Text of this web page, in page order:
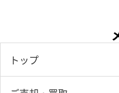
トップ